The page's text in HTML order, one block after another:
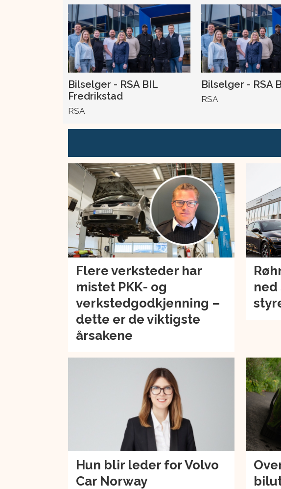
Bilselger - RSA BIL
Fredrikstad
RSA
Bilselger - RSA
RSA
Flere verksteder har
mistet PKK- og
verkstedgodkjenning –
dette er de viktigste
årsakene
ned
Hun blir leder for Volvo
Car Norway